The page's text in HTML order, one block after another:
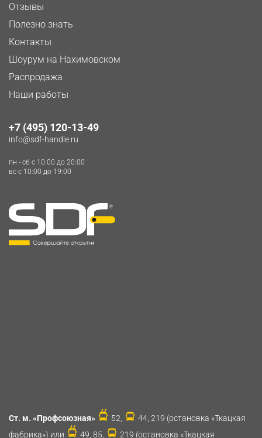
Отзывы
Полезно знать
Контакты
Шоурум на Нахимовском
Распродажа
Наши работы
+7 (495) 120-13-49
info@sdf-handle.ru
пн - сб c 10:00 до 20:00
вс c 10:00 до 19:00
Ст. м. «Профсоюзная» 52,
44, 219 (остановка «Ткацкая
фабрика») или
49, 85, 219 (остановка «Ткацкая